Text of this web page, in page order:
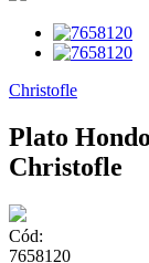
Christofle
Plato
Christofle
Cód:
7658120